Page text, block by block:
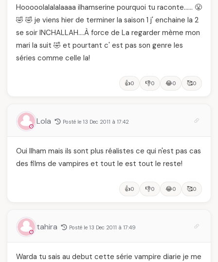
Hooooolalalalaaaa ilhamserine pourquoi tu raconte…… 😤
🤣 🤣 je viens hier de terminer la saison 1 j' enchaine la 2
se soir INCHALLAH….À force de La regarder mème mon
mari la suit 🤣 et pourtant c' est pas son genre les
séries comme celle la!
👍0 👎0 😂0 🥰0
Lola Posté le 13 Dec 2011 à 17:42
Oui Ilham mais ils sont plus réalistes ce qui n'est pas cas
des films de vampires et tout le est tout le reste!
👍0 👎0 😂0 🥰0
tahira Posté le 13 Dec 2011 à 17:49
Warda tu sais au debut cette série vampire diarie je me